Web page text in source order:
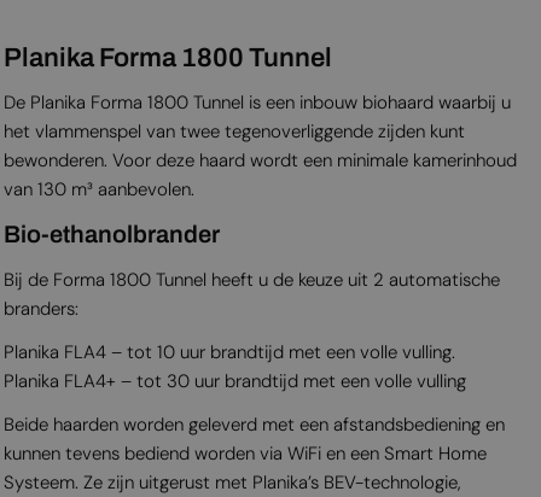
Planika Forma 1800 Tunnel
De Planika Forma 1800 Tunnel is een inbouw biohaard waarbij u
het vlammenspel van twee tegenoverliggende zijden kunt
bewonderen. Voor deze haard wordt een minimale kamerinhoud
van 130 m³ aanbevolen.
Bio-ethanolbrander
Bij de Forma 1800 Tunnel heeft u de keuze uit 2 automatische
branders:
Planika FLA4 – tot 10 uur brandtijd met een volle vulling.
Planika FLA4+ – tot 30 uur brandtijd met een volle vulling
Beide haarden worden geleverd met een afstandsbediening en
kunnen tevens bediend worden via WiFi en een Smart Home
Systeem. Ze zijn uitgerust met Planika’s BEV-technologie,